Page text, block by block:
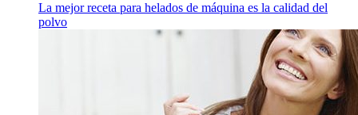
La mejor receta para helados de máquina es la calidad del
polvo